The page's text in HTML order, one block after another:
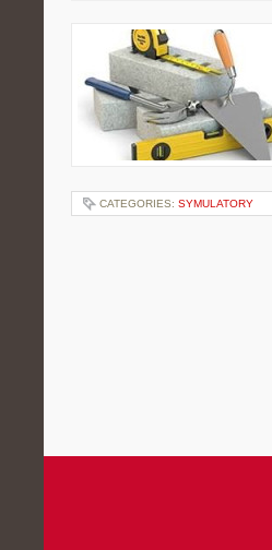
CATEGORIES: SYMULATORY